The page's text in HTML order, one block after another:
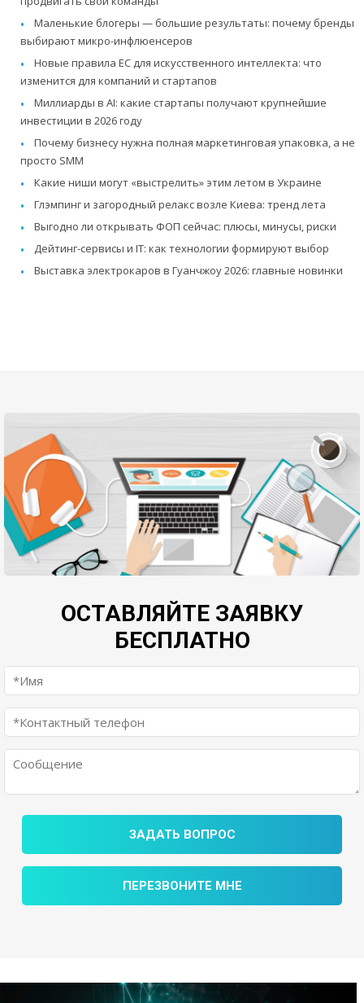
Маленькие блогеры — большие результаты: почему бренды
выбирают микро-инфлюенсеров
Новые правила ЕС для искусственного интеллекта: что
изменится для компаний и стартапов
Миллиарды в AI: какие стартапы получают крупнейшие
инвестиции в 2026 году
Почему бизнесу нужна полная маркетинговая упаковка, а не
просто SMM
Какие ниши могут «выстрелить» этим летом в Украине
Глэмпинг и загородный релакс возле Киева: тренд лета
Выгодно ли открывать ФОП сейчас: плюсы, минусы, риски
Дейтинг-сервисы и IT: как технологии формируют выбор
Выставка электрокаров в Гуанчжоу 2026: главные новинки
ОСТАВЛЯЙТЕ ЗАЯВКУ
БЕСПЛАТНО
ЗАДАТЬ ВОПРОС
ПЕРЕЗВОНИТЕ МНЕ